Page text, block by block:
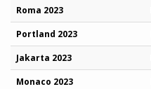
Roma 2023
Portland 2023
Jakarta 2023
Monaco 2023